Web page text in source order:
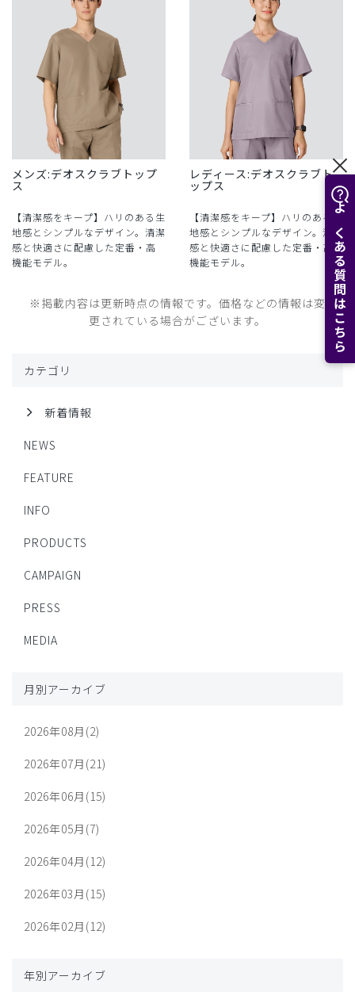
よくある質問はこちら
メンズ:デオスクラブトップ
ス
【清潔感をキープ】ハリのある生
地感とシンプルなデザイン。清潔
感と快適さに配慮した定番・高
機能モデル。
レディース:デオスクラブト
ップス
【清潔感をキープ】ハリのある生
地感とシンプルなデザイン。清潔
感と快適さに配慮した定番・高
機能モデル。
※掲載内容は更新時点の情報です。価格などの情報は変
更されている場合がございます。
カテゴリ
新着情報
NEWS
FEATURE
INFO
PRODUCTS
CAMPAIGN
PRESS
MEDIA
月別アーカイブ
2026年08月(2)
2026年07月(21)
2026年06月(15)
2026年05月(7)
2026年04月(12)
2026年03月(15)
2026年02月(12)
年別アーカイブ